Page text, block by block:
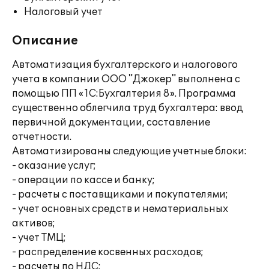
Налоговый учет
Описание
Автоматизация бухгалтерского и налогового
учета в компании ООО "Джокер" выполнена с
помощью ПП «1С:Бухгалтерия 8». Программа
существенно облегчила труд бухгалтера: ввод
первичной документации, составление
отчетности.
Автоматизированы следующие учетные блоки:
- оказание услуг;
- операции по кассе и банку;
- расчеты с поставщиками и покупателями;
- учет основных средств и нематериальных
активов;
- учет ТМЦ;
- распределение косвенных расходов;
- расчеты по НДС;